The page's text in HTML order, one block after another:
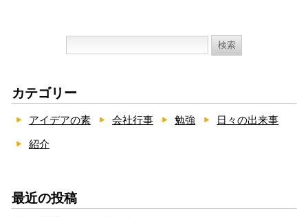
検
カテゴリー
アイデアの素 会社行事 勉強 日々の出来事
紹介
最近の投稿